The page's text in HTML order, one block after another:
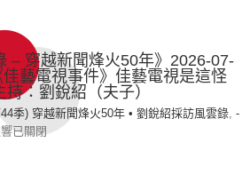
– 穿越新聞烽火50年》2026-07-
藝電視事件》佳藝電視是這怪
：劉銳紹（夫子）
季) 穿越新聞烽火50年 • 劉銳紹採訪風雲錄, -
已關閉